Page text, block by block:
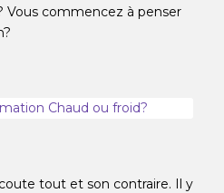
Vous commencez à penser
tout et son contraire. Il y